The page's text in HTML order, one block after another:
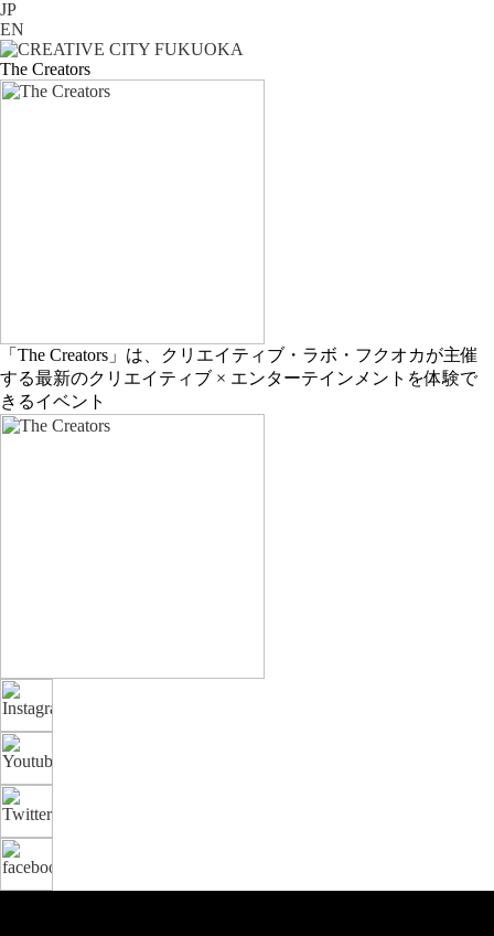
JP
EN
The Creators
「The Creators」は、クリエイティブ・ラボ・フクオカが主催
する最新のクリエイティブ × エンターテインメントを体験で
きるイベント